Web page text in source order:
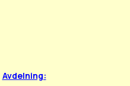
Avdelning: